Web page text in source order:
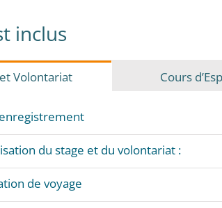
inclus
Volontariat Cours
du stage et du volontariat :
de voyage